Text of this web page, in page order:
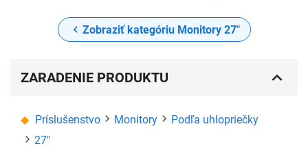
Zobraziť kategóriu Monitory 27"
ZARADENIE PRODUKTU
Príslušenstvo Monitory
Podľa uhlopriečky
27"